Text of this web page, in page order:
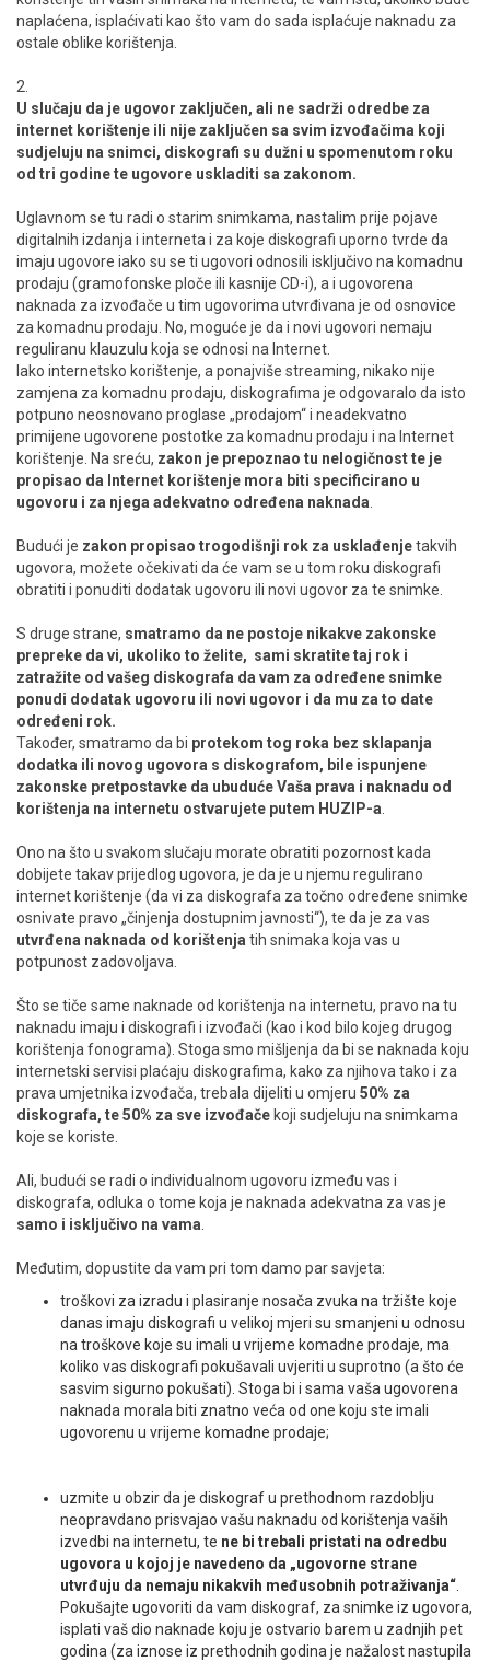
naplaćena, isplaćivati kao što vam do sada isplaćuje naknadu za
ostale oblike korištenja.
2.
U slučaju da je ugovor zaključen, ali ne sadrži odredbe za
internet korištenje ili nije zaključen sa svim izvođačima koji
sudjeluju na snimci, diskografi su dužni u spomenutom roku
od tri godine te ugovore uskladiti sa zakonom.
Uglavnom se tu radi o starim snimkama, nastalim prije pojave
digitalnih izdanja i interneta i za koje diskografi uporno tvrde da
imaju ugovore iako su se ti ugovori odnosili isključivo na komadnu
prodaju (gramofonske ploče ili kasnije CD-i), a i ugovorena
naknada za izvođače u tim ugovorima utvrđivana je od osnovice
za komadnu prodaju. No, moguće je da i novi ugovori nemaju
reguliranu klauzulu koja se odnosi na Internet.
Iako internetsko korištenje, a ponajviše streaming, nikako nije
zamjena za komadnu prodaju, diskografima je odgovaralo da isto
potpuno neosnovano proglase „prodajom“ i neadekvatno
primijene ugovorene postotke za komadnu prodaju i na Internet
korištenje. Na sreću, zakon je prepoznao tu nelogičnost te je
propisao da Internet korištenje mora biti specificirano u
ugovoru i za njega adekvatno određena naknada.
Budući je zakon propisao trogodišnji rok za usklađenjetakvih
ugovora, možete očekivati da će vam se u tom roku diskografi
obratiti i ponuditi dodatak ugovoru ili novi ugovor za te snimke.
S druge strane, smatramo da ne postoje nikakve zakonske
prepreke da vi, ukoliko to želite, sami skratite taj rok i
zatražite od vašeg diskografa da vam za određene snimke
ponudi dodatak ugovoru ili novi ugovor i da mu za to date
određeni rok.
Također, smatramo da bi protekom tog roka bez sklapanja
dodatka ili novog ugovora s diskografom, bile ispunjene
zakonske pretpostavke da ubuduće Vaša prava i naknadu od
korištenja na internetu ostvarujete putem HUZIP-a.
Ono na što u svakom slučaju morate obratiti pozornost kada
dobijete takav prijedlog ugovora, je da je u njemu regulirano
internet korištenje (da vi za diskografa za točno određene snimke
osnivate pravo „činjenja dostupnim javnosti“), te da je za vas
utvrđena naknada od korištenja tih snimaka koja vas u
potpunost zadovoljava.
Što se tiče same naknade od korištenja na internetu, pravo na tu
naknadu imaju i diskografi i izvođači (kao i kod bilo kojeg drugog
korištenja fonograma). Stoga smo mišljenja da bi se naknada koju
internetski servisi plaćaju diskografima, kako za njihova tako i za
prava umjetnika izvođača, trebala dijeliti u omjeru 50% za
diskografa, te 50% za sve izvođače koji sudjeluju na snimkama
koje se koriste.
Ali, budući se radi o individualnom ugovoru između vas i
diskografa, odluka o tome koja je naknada adekvatna za vas je
samo i isključivo na vama.
Međutim, dopustite da vam pri tom damo par savjeta:
troškovi za izradu i plasiranje nosača zvuka na tržište koje
danas imaju diskografi u velikoj mjeri su smanjeni u odnosu
na troškove koje su imali u vrijeme komadne prodaje, ma
koliko vas diskografi pokušavali uvjeriti u suprotno (a što će
sasvim sigurno pokušati). Stoga bi i sama vaša ugovorena
naknada morala biti znatno veća od one koju ste imali
ugovorenu u vrijeme komadne prodaje;
uzmite u obzir da je diskograf u prethodnom razdoblju
neopravdano prisvajao vašu naknadu od korištenja vaših
izvedbi na internetu, te ne bi trebali pristati na odredbu
ugovora u kojoj je navedeno da „ugovorne strane
utvrđuju da nemaju nikakvih međusobnih potraživanja“.
Pokušajte ugovoriti da vam diskograf, za snimke iz ugovora,
isplati vaš dio naknade koju je ostvario barem u zadnjih pet
godina (za iznose iz prethodnih godina je nažalost nastupila